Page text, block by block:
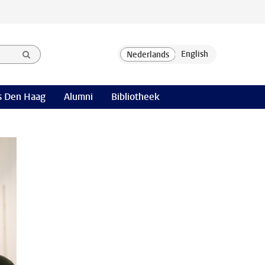
Den Haag Alumni Bibliotheek